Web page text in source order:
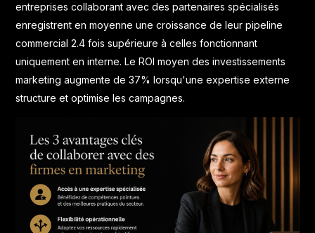
entreprises collaborant avec des partenaires spécialisés
enregistrent en moyenne une croissance de leur pipeline
commercial 2.4 fois supérieure à celles fonctionnant
uniquement en interne. Le ROI moyen des investissements
marketing augmente de 37% lorsqu'une expertise externe
structure et optimise les campagnes.